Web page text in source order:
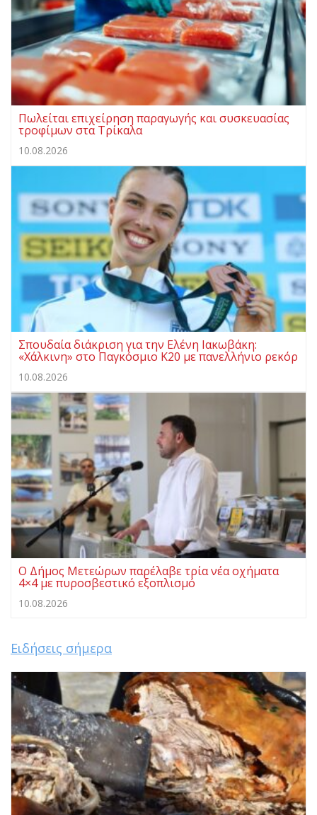
Πωλείται επιχείρηση παραγωγής και συσκευασίας
τροφίμων στα Τρίκαλα
10.08.2026
Σπουδαία διάκριση για την Ελένη Ιακωβάκη:
«Χάλκινη» στο Παγκόσμιο Κ20 με πανελλήνιο ρεκόρ
10.08.2026
Ο Δήμος Μετεώρων παρέλαβε τρία νέα οχήματα
4×4 με πυροσβεστικό εξοπλισμό
10.08.2026
Ειδήσεις σήμερα